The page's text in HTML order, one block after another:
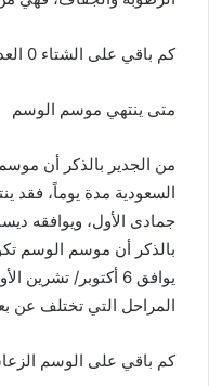
كم باقي على الشتاء 0 العد التنازلي
متى ينتهي موسم الوسم
من الجدير بالذكر أن
السعودية مدة يوماً، فقد
يوافق 6 أكتوبر/
المراحل التي تختلف عن
كم باقي على الوسم